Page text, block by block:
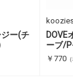
ー(チ
DOVE
ーブ/
￥770